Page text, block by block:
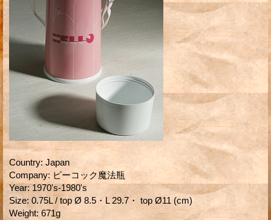
Country: Japan
Company: ピーコック魔法瓶
Year: 1970's-1980's
Size: 0.75L / top Ø 8.5・L 29.7・ top Ø11 (cm)
Weight: 671g